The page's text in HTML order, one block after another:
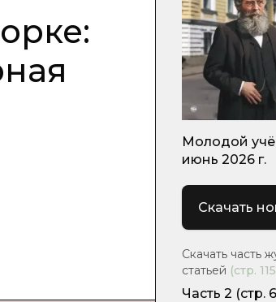
Молодой
июнь 2026 г.
Скачать
Скачать часть
статьей (стр.
Часть 2 (стр.